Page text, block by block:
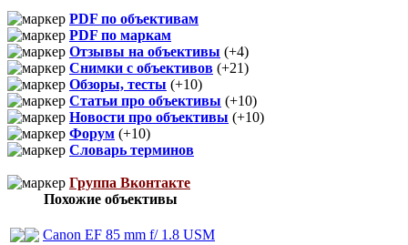
PDF по объективам
PDF по маркам
Отзывы на объективы (+4)
Снимки с объективов (+21)
Обзоры, тесты (+10)
Статьи про объективы (+10)
Новости про объективы (+10)
Форум (+10)
Словарь терминов
Группа Вконтакте
Похожие объективы
Canon EF 85 mm f/ 1.8 USM